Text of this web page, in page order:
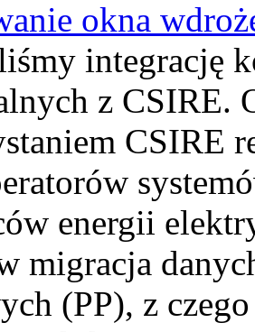
okna
integrację
z CSIRE.
CSIRE
energii
migracja
(PP), z